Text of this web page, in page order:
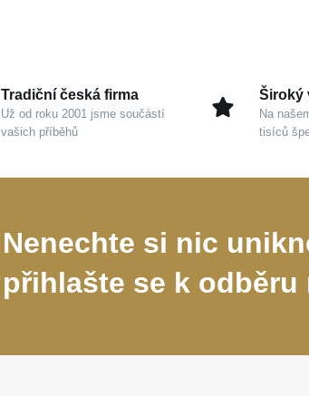
Tradiční česká firma
Už od roku 2001 jsme součástí
vašich příběhů
Široký
Na
tisíců
Nenechte si nic
přihlašte se k odběru